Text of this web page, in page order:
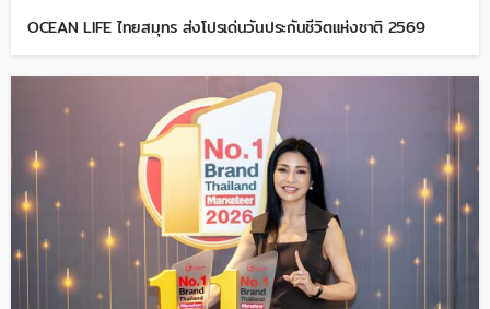
OCEAN LIFE ไทยสมุทร ส่งโปรเด่นวันประกันชีวิตแห่งชาติ 2569